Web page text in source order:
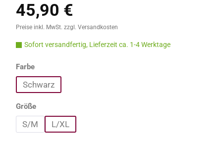
Regulärer Preis:
45,90 €
Preise inkl. MwSt. zzgl. Versandkosten
Sofort versandfertig, Lieferzeit ca. 1-4 Werktage
Farbeauswählen
Schwarz
Größeauswählen
S/M L/XL